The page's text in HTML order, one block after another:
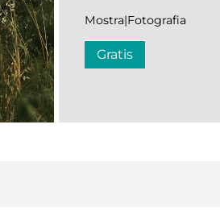
Mostra|Fotografia
Gratis